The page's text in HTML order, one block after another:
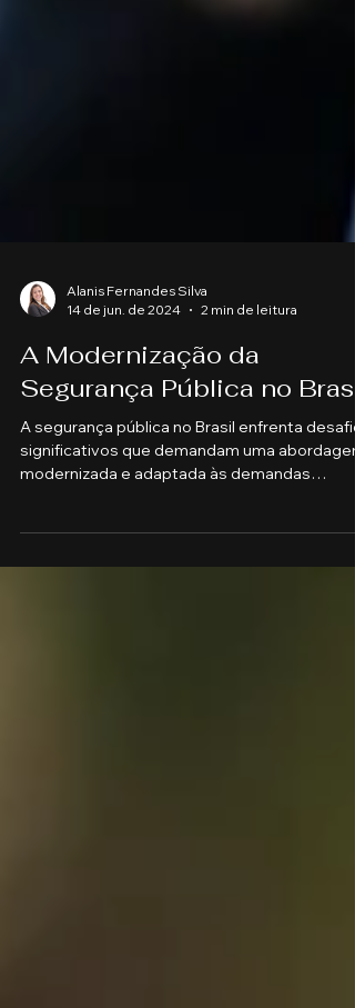
Alanis Fernandes Silva
14 de jun. de 2024
2 min de leitura
A Modernização da
Segurança Pública no Brasil
significativos que demandam uma abordagem
modernizada e adaptada às demandas